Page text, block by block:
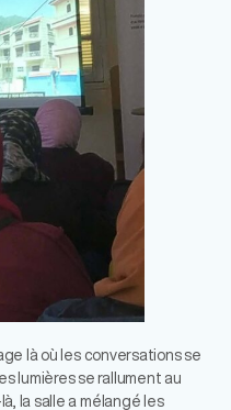
là où les conversations se
lumières se rallument au
la salle a mélangé les